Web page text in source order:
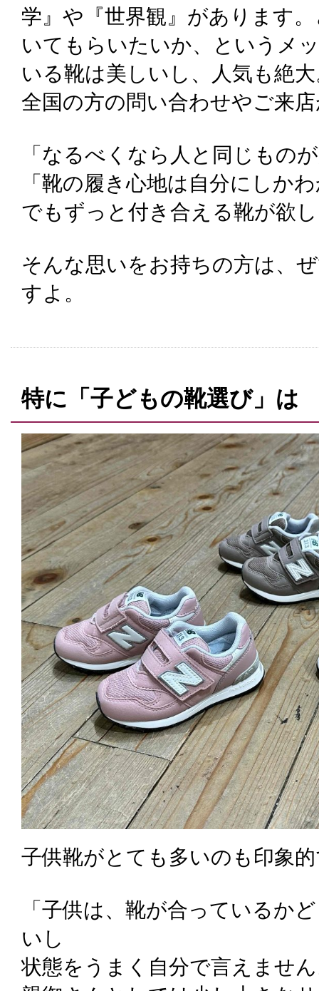
学』や『世界観』があります
いてもらいたいか、というメ
いる靴は美しいし、人気も絶
全国の方の問い合わせやご来
「なるべくなら人と同じもの
「靴の履き心地は自分にしか
でもずっと付き合える靴が欲
そんな思いをお持ちの方は、
すよ。
特に「子どもの靴選び」は
子供靴がとても多いのも印象
「子供は、靴が合っているか
いし
状態をうまく自分で言えませ